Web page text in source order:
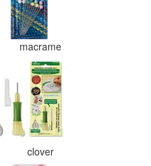
macrame
clover